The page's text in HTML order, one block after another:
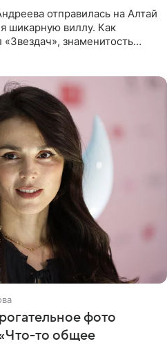
отправилась на Алтай
шикарную виллу. Как
знаменитость
фото
то общее